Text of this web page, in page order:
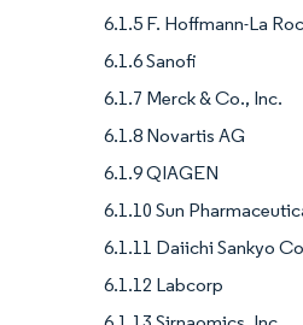
6.1.5 F. Hoffmann-La
6.1.6 Sanofi
6.1.7 Merck & Co., Inc.
6.1.8 Novartis AG
6.1.9 QIAGEN
6.1.10 Sun
6.1.11 Daiichi Sankyo
6.1.12 Labcorp